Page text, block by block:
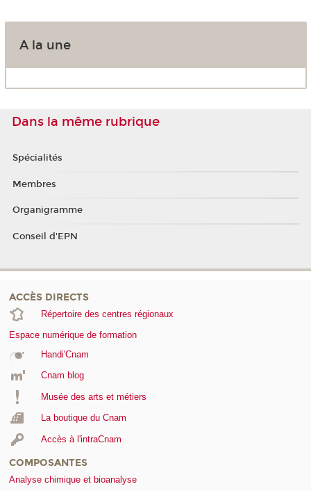
A la une
Dans la même rubrique
Spécialités
Membres
Organigramme
Conseil d'EPN
ACCÈS DIRECTS
Répertoire des centres régionaux
Espace numérique de formation
Handi'Cnam
Cnam blog
Musée des arts et métiers
La boutique du Cnam
Accès à l'intraCnam
COMPOSANTES
Analyse chimique et bioanalyse